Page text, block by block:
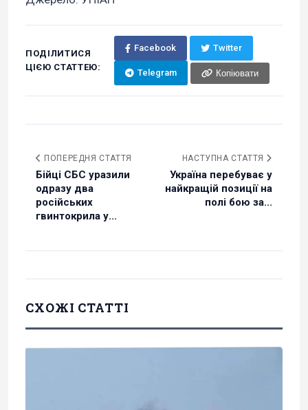
ПОДІЛИТИСЯ
ЦІЄЮ СТАТТЕЮ:
Facebook Twitter
Telegram Копіювати
ПОПЕРЕДНЯ СТАТТЯ
Бійці СБС уразили
одразу два
російських
гвинтокрила у...
НАСТУПНА СТАТТЯ
Україна перебуває у
найкращій позиції на
полі бою за...
СХОЖІ СТАТТІ